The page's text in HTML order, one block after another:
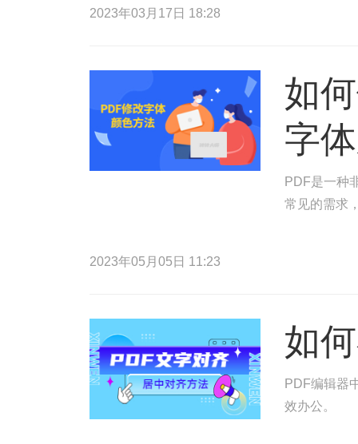
2023年03月17日 18:28
如
字
PDF是一种
常见的需求
2023年05月05日 11:23
如
PDF编辑器
效办公。